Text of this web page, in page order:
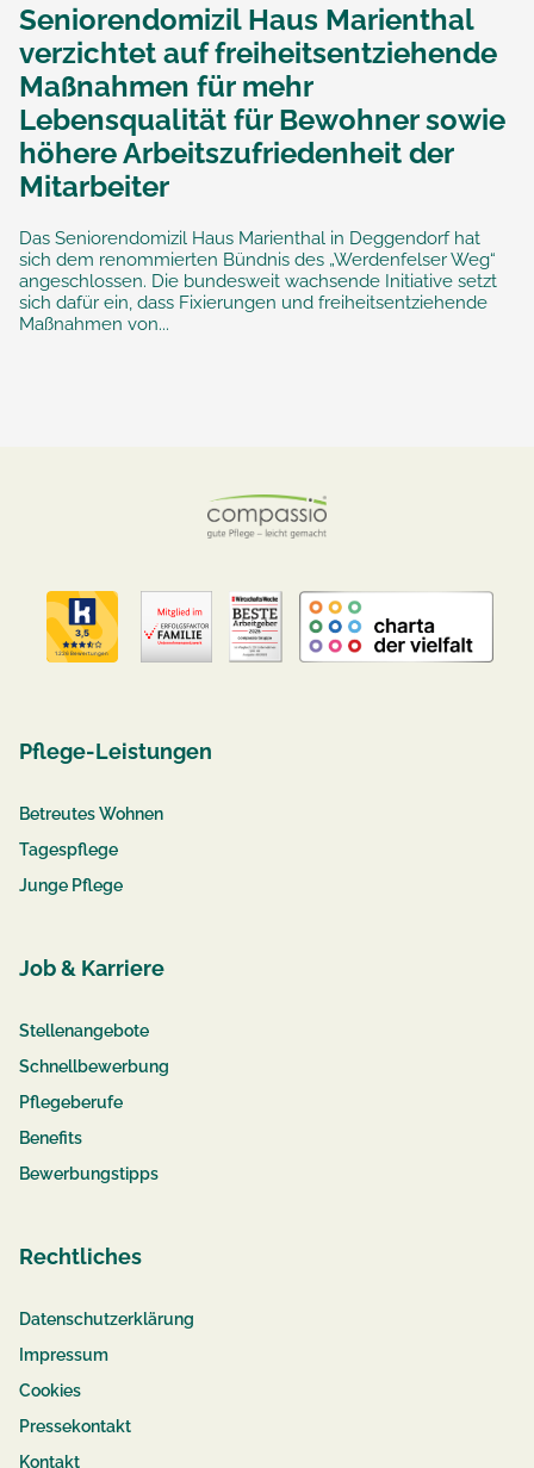
Seniorendomizil Haus Marienthal
verzichtet auf freiheitsentziehende
Maßnahmen für mehr
Lebensqualität für Bewohner sowie
höhere Arbeitszufriedenheit der
Mitarbeiter
Das Seniorendomizil Haus Marienthal in Deggendorf hat
sich dem renommierten Bündnis des „Werdenfelser Weg“
angeschlossen. Die bundesweit wachsende Initiative setzt
sich dafür ein, dass Fixierungen und freiheitsentziehende
Maßnahmen von...
Pflege-Leistungen
Betreutes Wohnen
Tagespflege
Junge Pflege
Job & Karriere
Stellenangebote
Schnellbewerbung
Pflegeberufe
Benefits
Bewerbungstipps
Rechtliches
Datenschutzerklärung
Impressum
Cookies
Pressekontakt
Kontakt